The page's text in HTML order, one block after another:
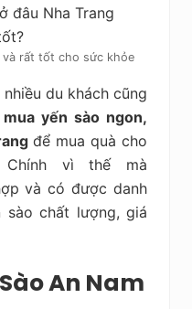
và rất tốt cho sức khỏe
du khách cũng
yến sào ngon,
để mua quà cho
Chính vì thế mà
và có được danh
sào chất lượng, giá
An Nam